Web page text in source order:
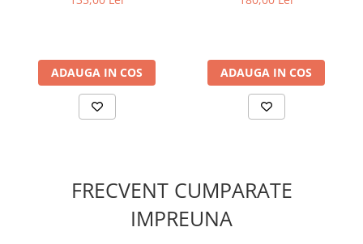
ADAUGA IN COS ADAUGA IN COS
FRECVENT CUMPARATE
IMPREUNA